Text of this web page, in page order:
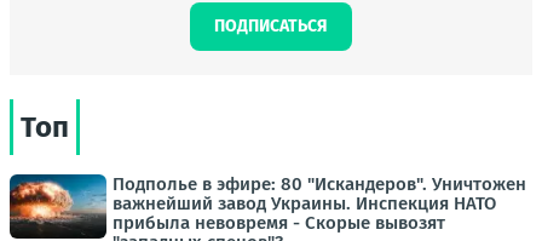
ПОДПИСАТЬСЯ
Топ
Подполье в эфире: 80 "Искандеров". Уничтожен
важнейший завод Украины. Инспекция НАТО
прибыла невовремя - Скорые вывозят